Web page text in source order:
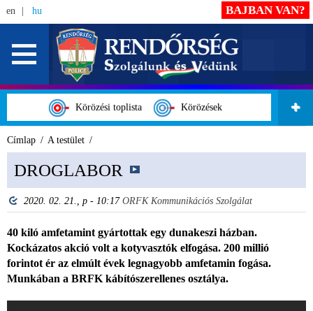
en hu
Körözési toplista Körözések
BAJBAN VAN?
Címlap A testület
DROGLABOR
2020. 02. 21., p - 10:17 ORFK Kommunikációs Szolgálat
40 kiló amfetamint gyártottak egy dunakeszi házban.
Kockázatos akció volt a kotyvasztók elfogása. 200 millió
forintot ér az elmúlt évek legnagyobb amfetamin fogása.
Munkában a BRFK kábítószerellenes osztálya.